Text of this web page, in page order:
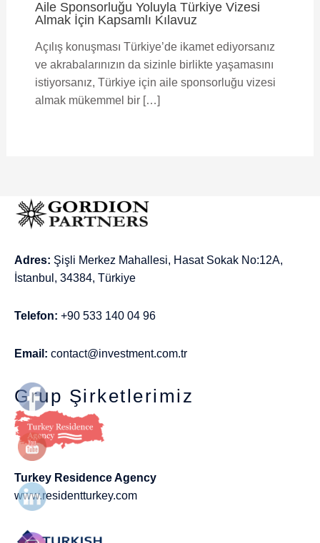
Aile Sponsorluğu Yoluyla Türkiye Vizesi
Almak İçin Kapsamlı Kılavuz
Açılış konuşması Türkiye’de ikamet ediyorsanız
ve akrabalarınızın da sizinle birlikte yaşamasını
istiyorsanız, Türkiye için aile sponsorluğu vizesi
almak mükemmel bir […]
Adres: Şişli Merkez Mahallesi, Hasat Sokak No:12A,
İstanbul, 34384, Türkiye
Telefon: +90 533 140 04 96
Email: contact@investment.com.tr
Grup Şirketlerimiz
Turkey Residence Agency
www.residentturkey.com